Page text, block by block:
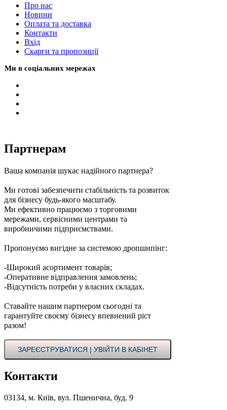
Про нас
Новини
Оплата та доставка
Контакти
Вхiд
Скарги та пропозиції
Ми в соціальних мережах
Партнерам
Ваша компанія шукає надійного партнера?
Ми готові забезпечити стабільність та розвиток
для бізнесу будь-якого масштабу.
Ми ефективно працюємо з торговими
мережами, сервісними центрами та
виробничими підприємствами.
Пропонуємо вигідне за системою дропшипінг:
-Широкий асортимент товарів;
-Оперативне відправлення замовлень;
-Відсутність потреби у власних складах.
Ставайте нашим партнером сьогодні та
гарантуйте своєму бізнесу впевнений ріст
разом!
ЗАРЕЄСТРУВАТИСЯ | УВІЙТИ В КАБІНЕТ
Контакти
03134, м. Київ, вул. Пшенична, буд. 9